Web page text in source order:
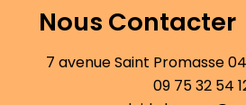
Nous Contacter
7 avenue Saint Promasse
09 75 32 54